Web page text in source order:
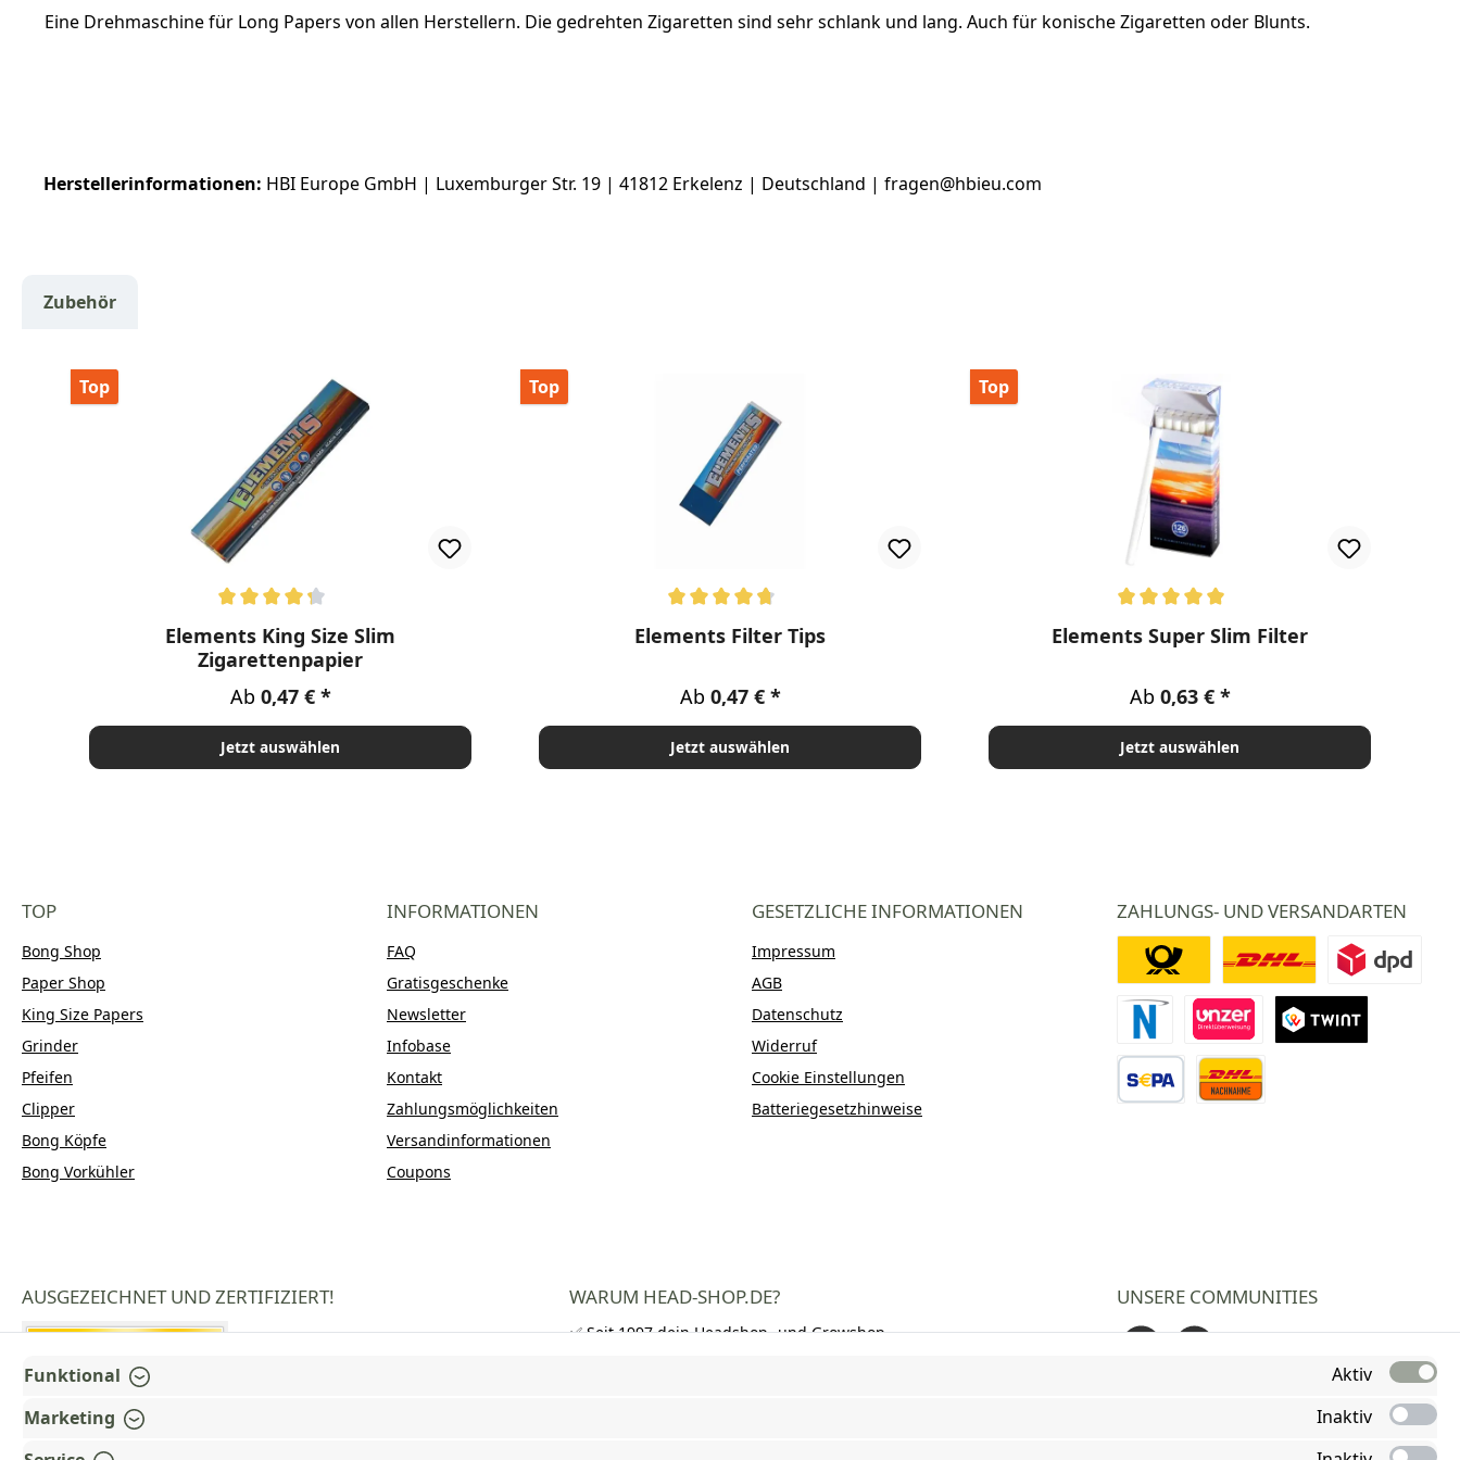
Eine Drehmaschine für Long Papers von allen Herstellern. Die gedrehten Zigaretten sind sehr schlank und lang. Auch für konische Zigaretten oder Blunts.
Herstellerinformationen: HBI Europe GmbH | Luxemburger Str. 19 | 41812 Erkelenz | Deutschland | fragen@hbieu.com
Zubehör
Produktgalerie überspringen
Top
Durchschnittliche Bewertung von 4.33 von 5 Sternen
Elements King Size Slim
Zigarettenpapier
Regulärer Preis:
Ab 0,47 €
Jetzt auswählen
Top
Durchschnittliche Bewertung von 4.67 von 5 Sternen
Elements Filter Tips
Regulärer Preis:
Ab 0,47 €
Jetzt auswählen
Top
Durchschnittliche Bewertung von 5 von 5 Sternen
Elements Super Slim Filter
Regulärer Preis:
Ab 0,63 €
Jetzt auswählen
TOP
Bong Shop
Paper Shop
King Size Papers
Grinder
Pfeifen
Clipper
Bong Köpfe
Bong Vorkühler
INFORMATIONEN
FAQ
Gratisgeschenke
Newsletter
Infobase
Kontakt
Zahlungsmöglichkeiten
Versandinformationen
Coupons
GESETZLICHE INFORMATIONEN
Impressum
AGB
Datenschutz
Widerruf
Cookie Einstellungen
Batteriegesetzhinweise
ZAHLUNGS- UND VERSANDARTEN
Novalnet ZahlungDirektüberweisung
Deutsche PostDHL DPD
AUSGEZEICHNET UND ZERTIFIZIERT! WARUM HEAD-SHOP.DE?
✅ Seit 1997 dein Headshop- und Growshop-
UNSERE COMMUNITIES
Funktional
Aktiv
Marketing
Inaktiv